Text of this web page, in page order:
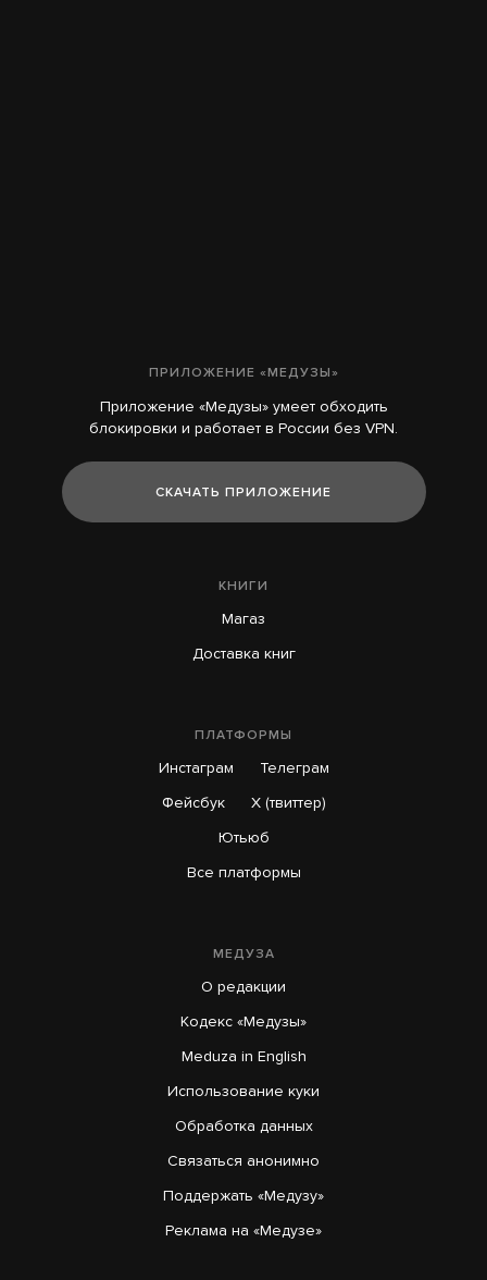
ПРИЛОЖЕНИЕ «МЕДУЗЫ»
Приложение «Медузы» умеет обходить
блокировки и работает в России без VPN.
СКАЧАТЬ ПРИЛОЖЕНИЕ
КНИГИ
Магаз
Доставка книг
ПЛАТФОРМЫ
Инстаграм
Телеграм
Фейсбук
X (твиттер)
Ютьюб
Все платформы
МЕДУЗА
О редакции
Кодекс «Медузы»
Meduza in English
Использование куки
Обработка данных
Связаться анонимно
Поддержать «Медузу»
Реклама на «Медузе»